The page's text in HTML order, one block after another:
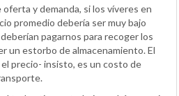
y demanda, si los víveres en
promedio debería ser muy bajo
pagarnos para recoger los
un estorbo de almacenamiento. El
precio- insisto, es un costo de